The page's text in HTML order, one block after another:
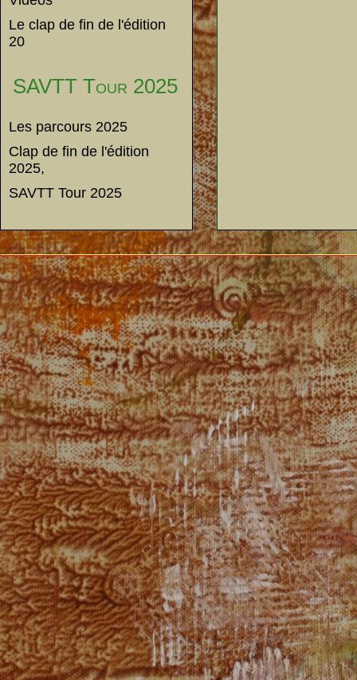
Le clap de fin de l'édition
20
SAVTT Tour 2025
Les parcours 2025
Clap de fin de l'édition
2025,
SAVTT Tour 2025